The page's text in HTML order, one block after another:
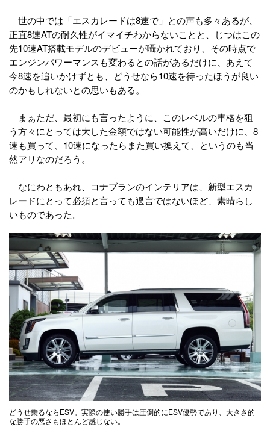
世の中では「エスカレードは8速で」との声も多々あるが、
正直8速ATの耐久性がイマイチわからないことと、じつはこの
先10速AT搭載モデルのデビューが囁かれており、その時点で
エンジンパワーマンスも変わるとの話があるだけに、あえて
今8速を追いかけずとも、どうせなら10速を待ったほうが良い
のかもしれないとの思いもある。
まぁただ、最初にも言ったように、このレベルの車格を狙
う方々にとっては大した金額ではない可能性が高いだけに、8
速も買って、10速になったらまた買い換えて、というのも当
然アリなのだろう。
なにわともあれ、コナブランのインテリアは、新型エスカ
レードにとって必須と言っても過言ではないほど、素晴らし
いものであった。
どうせ乗るならESV。実際の使い勝手は圧倒的にESV優勢であり、大きさ的
な勝手の悪さもほとんど感じない。